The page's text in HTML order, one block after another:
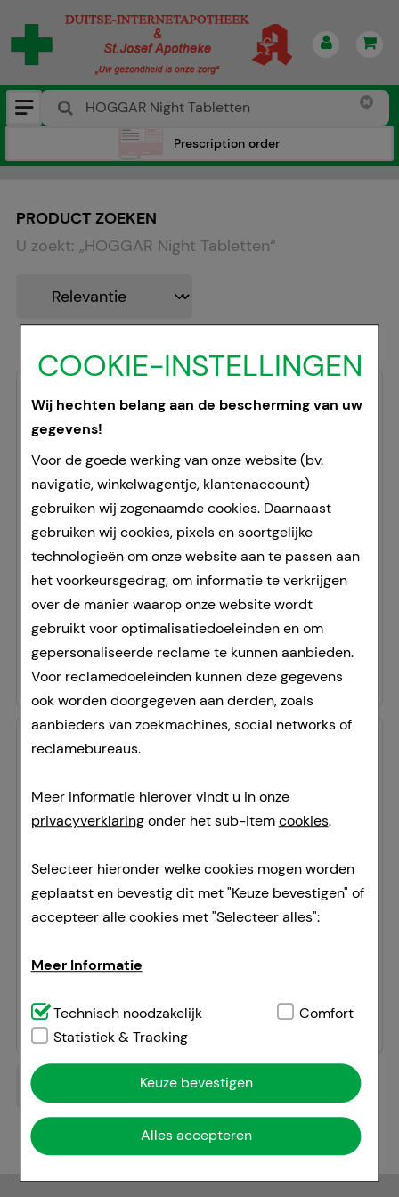
COOKIE-INSTELLINGEN
Wij hechten belang aan de bescherming van uw
gegevens!
Voor de goede werking van onze website (bv.
navigatie, winkelwagentje, klantenaccount)
gebruiken wij zogenaamde cookies. Daarnaast
gebruiken wij cookies, pixels en soortgelijke
technologieën om onze website aan te passen aan
het voorkeursgedrag, om informatie te verkrijgen
over de manier waarop onze website wordt
gebruikt voor optimalisatiedoeleinden en om
gepersonaliseerde reclame te kunnen aanbieden.
Voor reclamedoeleinden kunnen deze gegevens
ook worden doorgegeven aan derden, zoals
aanbieders van zoekmachines, social networks of
reclamebureaus.
Meer informatie hierover vindt u in onze
privacyverklaringonder het sub-itemcookies.
Selecteer hieronder welke cookies mogen worden
geplaatst en bevestig dit met "Keuze bevestigen" of
accepteer alle cookies met "Selecteer alles":
Meer Informatie
Technisch noodzakelijk:Dit zijn cookies die
noodzakelijk zijn voor de basisfuncties van onze
website (bv. navigatie, winkelwagentje,
klantenaccount), daarom kunnen deze niet worden
weggelaten.
Comfort:Deze cookies worden gebruikt om de
winkelervaring nog aantrekkelijker te maken,
Technisch noodzakelijk
Comfort
Statistiek & Tracking
Keuze bevestigen
Alles accepteren
Prescription order
PRODUCT ZOEKEN
U zoekt: „HOGGAR Night Tabletten“
HOGGAR Night Tabletten
STADA Consumer Health Deutschland GmbH
20Pcs
Tabletten
04402066
Doorgaans gereed voor verzending binnen 24-36 uur.
10,95 €¹
16,99 €
HOGGAR Night Tabletten
Tabletten
7,50 €¹